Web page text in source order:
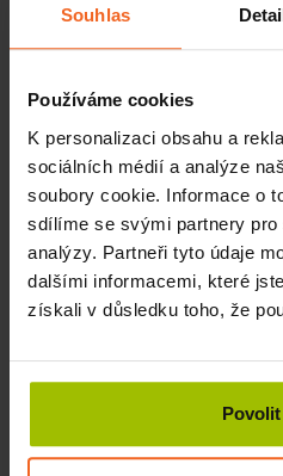
Souhlas
Používáme cookies
K personalizaci obsahu a
sociálních médií a analýze
soubory cookie. Informace o
sdílíme se svými partnery
analýzy. Partneři tyto údaje
dalšími informacemi, které
získali v důsledku toho, že
Povolit
Účinky: regenerující
potřebujípřipravit svaly
složení nabízí nástup velice
prakticky okamžitě po
nás při testovaní příjemně
Související produkty
Spitzner hřejivý
SKLADEM
270 Kč